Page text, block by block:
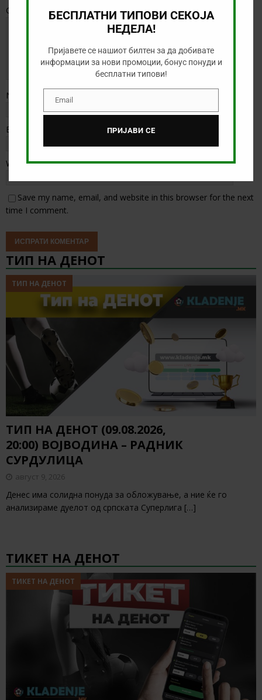
Comment
Name
Email
Website
Save my name, email, and website in this browser for the next
time I comment.
ТИП НА ДЕНОТ
ТИП НА ДЕНОТ
ТИП НА ДЕНОТ (09.08.2026,
20:00) ВОЈВОДИНА – РАДНИК
СУРДУЛИЦА
август 9, 2026
Денес има солидна понуда за обложување, а ние ќе го
анализираме дуелот од српската Суперлига […]
ТИКЕТ НА ДЕНОТ
ТИКЕТ НА ДЕНОТ
БЕСПЛАТНИ ТИПОВИ СЕКОЈА
НЕДЕЛА!
Пријавете се нашиот билтен за да добивате
информации за нови промоции, бонус понуди и
бесплатни типови!
EmailEmail
ПРИЈАВИ СЕ